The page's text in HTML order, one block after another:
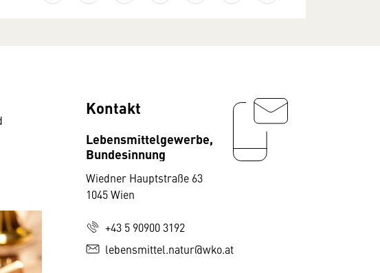
Kontakt
Lebensmittelgewerbe,
Bundesinnung
Wiedner Hauptstraße 63
1045 Wien
+43 5 90900 3192
lebensmittel.natur@wko.at